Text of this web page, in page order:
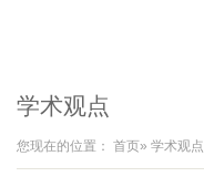
学术观点
您现在的位置： 首页» 学术观点